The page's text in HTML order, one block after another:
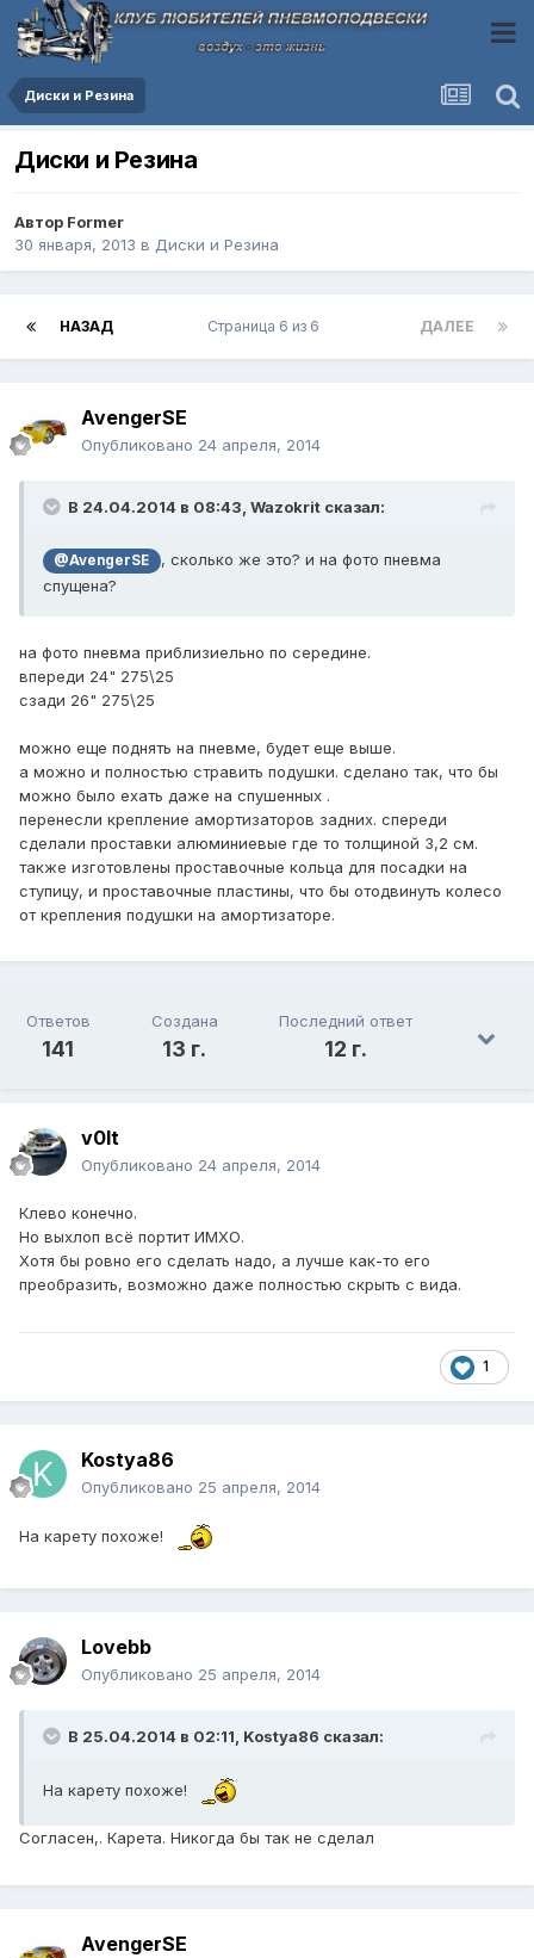
Диски и Резина
Диски и Резина
Автор Former
30 января, 2013 в Диски и Резина
НАЗАД ДАЛЕЕ
Страница 6 из 6
AvengerSE
Опубликовано 24 апреля, 2014
В 24.04.2014 в 08:43, Wazokrit сказал:
@AvengerSE
, сколько же это? и на фото пневма
спущена?
на фото пневма приблизиельно по середине.
впереди 24" 275\25
сзади 26" 275\25
можно еще поднять на пневме, будет еще выше.
а можно и полностью стравить подушки. сделано так, что бы
можно было ехать даже на спушенных .
перенесли крепление амортизаторов задних. спереди
сделали проставки алюминиевые где то толщиной 3,2 см.
также изготовлены проставочные кольца для посадки на
ступицу, и проставочные пластины, что бы отодвинуть колесо
от крепления подушки на амортизаторе.
Ответов
141
Создана
13 г.
Последний ответ
12 г.
v0lt
Опубликовано 24 апреля, 2014
Клево конечно.
Но выхлоп всё портит ИМХО.
Хотя бы ровно его сделать надо, а лучше как-то его
преобразить, возможно даже полностью скрыть с вида.
1
Kostya86
Опубликовано 25 апреля, 2014
На карету похоже!
Lovebb
Опубликовано 25 апреля, 2014
В 25.04.2014 в 02:11, Kostya86 сказал:
На карету похоже!
Согласен,. Карета. Никогда бы так не сделал
AvengerSE